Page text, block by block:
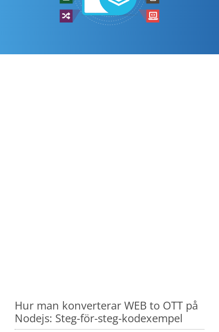
Hur man konverterar WEB to OTT på
Nodejs: Steg-för-steg-kodexempel